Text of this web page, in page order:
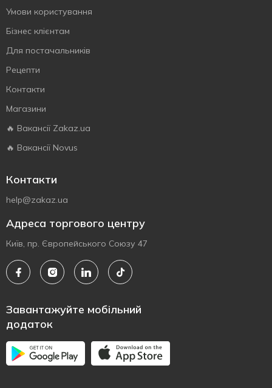
Умови користування
Бізнес клієнтам
Для постачальників
Рецепти
Контакти
Магазини
🔥 Вакансії Zakaz.ua
🔥 Вакансії Novus
Контакти
help@zakaz.ua
Адреса торгового центру
Київ, пр. Європейського Союзу 47
Завантажуйте мобільний
додаток